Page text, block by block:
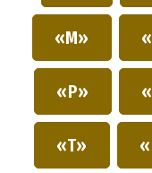
«M»
«P»
«T»